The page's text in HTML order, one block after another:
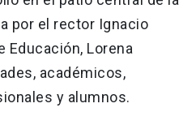
por el rector Ignacio
Educación, Lorena
académicos,
y alumnos.